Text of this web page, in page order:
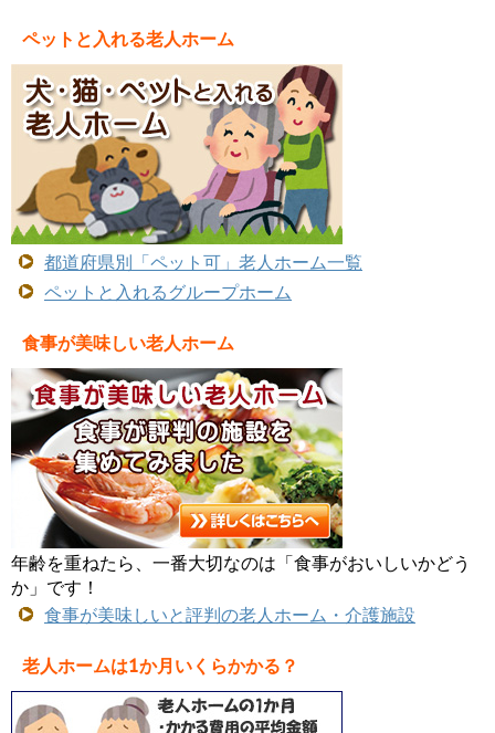
ペットと入れる老人ホーム
都道府県別「ペット可」老人ホーム一覧
ペットと入れるグループホーム
食事が美味しい老人ホーム
年齢を重ねたら、一番大切なのは「食事がおいしいかどう
か」です！
食事が美味しいと評判の老人ホーム・介護施設
老人ホームは1か月いくらかかる？